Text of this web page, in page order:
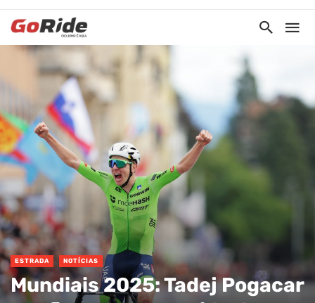
ESTRADA NOTÍCIAS
Mundiais 2025: Tadej Pogacar